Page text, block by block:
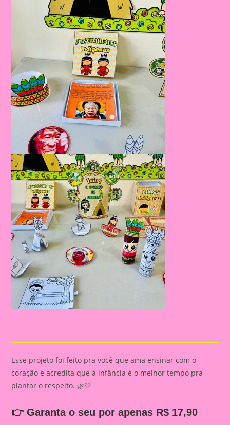
Esse projeto foi feito pra você que ama ensinar com o
coração e acredita que a infância é o melhor tempo pra
plantar o respeito. 🌿💛
👉Garanta o seu por apenas R$ 17,90